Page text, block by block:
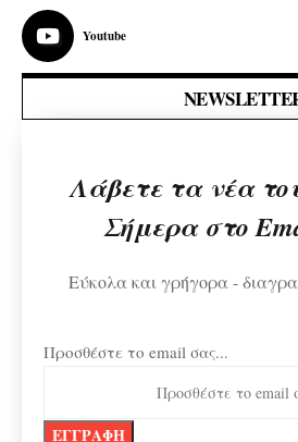
Youtube
Λάβετε τα νέα
Σήμερα στο
Εύκολα και γρήγορα -
Προσθέστε το email σας...